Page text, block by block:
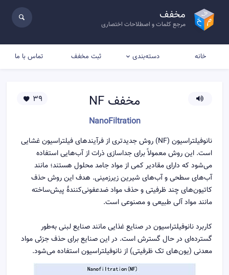
مخفف
مرجع کلمات و اصطلاحات اختصاری
خانه دسته‌بندی ثبت مخفف تماس با ما
مخفف NF
NanoFiltration
39
نانوفیلتراسیون (NF) روش جدیدتری از فرآیندهای فیلتراسیون غشایی
است. این روش معمولاً برای جداسازی ذرات از آب‌هایی استفاده
می‌شود که دارای مقادیر کمی از مواد جامد محلول هستند؛ مانند
آب‌های سطحی و آب‌های شیرین زیرزمینی. هدف این روش حذف
کاتیون‌های چند ظرفیتی و حذف مواد ضدعفونی‌کنندهٔ پیش‌ساخته
مانند مواد آلی طبیعی و مصنوعی است.
کاربرد نانوفیلتراسیون در صنایع غذایی مانند صنایع لبنی به‌طور
گسترده‌ای در حال گسترش است. در این صنایع برای حذف جزئی مواد
معدنی (یون‌های تک ظرفیتی) از نانوفیلتراسیون استفاده می‌شود.